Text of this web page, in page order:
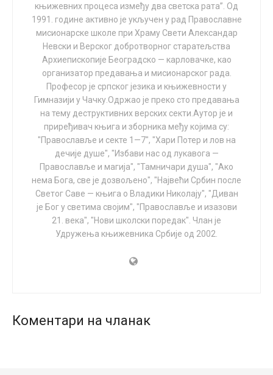
СЛУЧАЈ БУДИМИРА ДАВИДОВИЋА
Ево само једног примера. Будимир Давидовић,
носилац Албанске споменице, две Карађорђеве
звезде са мачевима, орден Француске легије части,
златне Обилићеве за храброст, носилац двоструког
Витеза слободе, рођен је 1890. године у драгачевском
селу Горачићима, а умро 1980. године у Чачку. То је
човек који је био седамдесет пута рањаван у
балканским и Првом светском рату, а у пробоју
Солунског фронта остао без десне руке. Регент
Александар Карађорђевић му је лично уручио своју
Карађорђеву звезду, а француски генерал Гијоме је са
својих груди скинуо орден Француске легије части и
предао Давидовићу рекавши: „Јуначе, ти више него
књижевних процеса између два светска рата”. Од
1991. године активно је укључен у рад Православне
мисионарске школе при Храму Свети Александар
Невски и Верског добротворног старатељства
Архиепископије Београдско — карловачке, као
организатор предавања и мисионарског рада.
Професор је српског језика и књижевности у
Гимназији у Чачку.Одржао је преко сто предавања
на тему деструктивних верских секти.Аутор је и
приређивач књига и зборника међу којима су:
"Православље и секте 1—7", "Хари Потер и лов на
дечије душе", "Избави нас од лукавога —
Православље и магија", "Тамничари душа", "Ако
нема Бога, све је дозвољено", "Највећи Србин после
Светог Саве — књига о Владики Николају", "Диван
је Бог у светима својим", "Православље и изазови
21. века", "Нови школски поредак". Члан је
Удружења књижевника Србије од 2002.
Коментари на чланак